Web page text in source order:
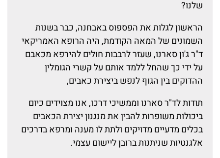
שלנו?
הראשון לגלות את הפספוס באבחנה, כבר בשנות
השמונים של המאה הקודמת, היה הרופא האמריקאי
ד"ר ג'ון סארנו, שעזר לרבבות חולים להירפא מכאבם
על ידי כך שהחל ללמד אותם על קשרי הגומלין
ההדוקים בין הגוף לנפש ביצירת כאבים,
תודות לד"ר סארנו וממשיכי דרכו, אנו מצוידים כיום
ביכולות משופרות להבין את מנגנון יצירת הכאבים
בכלים מדעיים מדויקים ולתת לו מענה ומרפא בדרכים
אלגנטיות שניתנות ברובן ליישום עצמי.